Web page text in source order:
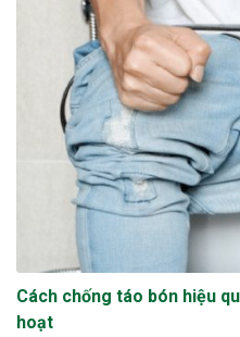
Cách chống táo bón hiệu
hoạt